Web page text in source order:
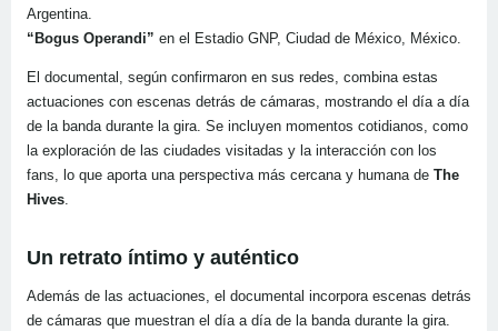
Argentina.
“Bogus Operandi” en el Estadio GNP, Ciudad de México, México.
El documental, según confirmaron en sus redes, combina estas
actuaciones con escenas detrás de cámaras, mostrando el día a día
de la banda durante la gira. Se incluyen momentos cotidianos, como
la exploración de las ciudades visitadas y la interacción con los
fans, lo que aporta una perspectiva más cercana y humana de The
Hives.
Un retrato íntimo y auténtico
Además de las actuaciones, el documental incorpora escenas detrás
de cámaras que muestran el día a día de la banda durante la gira.